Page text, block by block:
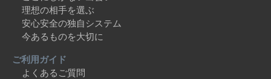
理想の相手を選ぶ
安心安全の独自システム
今あるものを大切に
ご利用ガイド
よくあるご質問